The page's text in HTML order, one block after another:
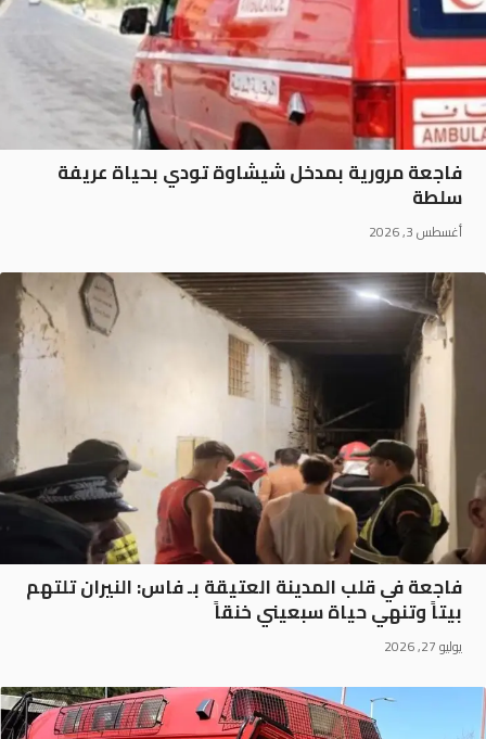
فاجعة مرورية بمدخل شيشاوة تودي بحياة عريفة
سلطة
أغسطس 3, 2026
فاجعة في قلب المدينة العتيقة بـ فاس: النيران تلتهم
بيتاً وتنهي حياة سبعيني خنقاً
يوليو 27, 2026